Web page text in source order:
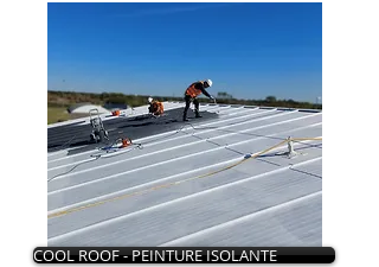
COOL ROOF - PEINTURE ISOLANTE